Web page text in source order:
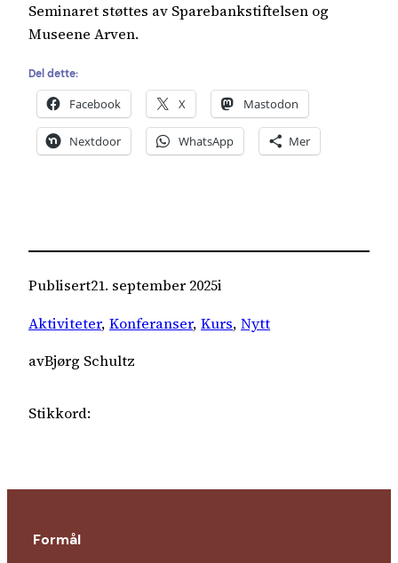
Seminaret støttes av Sparebankstiftelsen og
Museene Arven.
Del dette:
Facebook X Mastodon
Nextdoor WhatsApp Mer
Publisert21. september 2025i
Aktiviteter, Konferanser, Kurs, Nytt
avBjørg Schultz
Stikkord:
Formål